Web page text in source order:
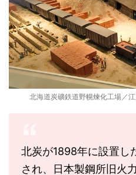
北海道炭礦鉄道野幌煉化工場／
北炭が1898年に設置し
され、日本製鋼所旧火